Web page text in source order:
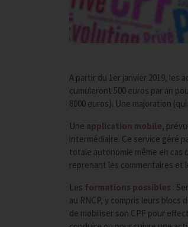
A partir du 1er janvier 2019, les
cumuleront 500 euros par an
8000 euros). Une majoration
Une application mobile,
intermédiaire. Ce service géré
totale autonomie même en cas
reprenant les commentaires et
Les formations possibles :
au RNCP, y compris leurs
de mobiliser son CPF pour